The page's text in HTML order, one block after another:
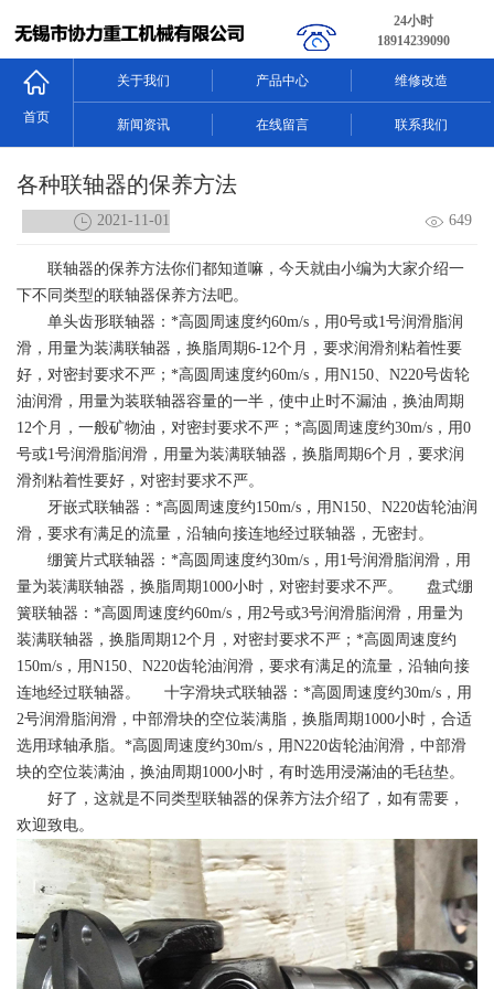
24小时
18914239090
首页
关于我们 产品中心 维修改造
新闻资讯 在线留言 联系我们
各种联轴器的保养方法
649
2021-11-01
联轴器的保养方法你们都知道嘛，今天就由小编为大家介绍一
下不同类型的联轴器保养方法吧。
单头齿形联轴器 ：*高圆周速度约60m/s，用0号或1号润滑脂润
滑，用量为装满联轴器，换脂周期6-12个月，要求润滑剂粘着性要
好，对密封要求不严；*高圆周速度约60m/s，用N150、N220号齿轮
油润滑，用量为装联轴器容量的一半，使中止时不漏油，换油周期
12个月，一般矿物油，对密封要求不严；*高圆周速度约30m/s，用0
号或1号润滑脂润滑，用量为装满联轴器，换脂周期6个月，要求润
滑剂粘着性要好，对密封要求不严。
牙嵌式联轴器：*高圆周速度约150m/s，用N150、N220齿轮油润
滑，要求有满足的流量，沿轴向接连地经过联轴器，无密封。
绷簧片式联轴器：*高圆周速度约30m/s，用1号润滑脂润滑，用
量为装满联轴器，换脂周期1000小时，对密封要求不严。 盘式绷
簧联轴器：*高圆周速度约60m/s，用2号或3号润滑脂润滑，用量为
装满联轴器，换脂周期12个月，对密封要求不严；*高圆周速度约
150m/s，用N150、N220齿轮油润滑，要求有满足的流量，沿轴向接
连地经过联轴器。 十字滑块式联轴器：*高圆周速度约30m/s，用
2号润滑脂润滑，中部滑块的空位装满脂，换脂周期1000小时，合适
选用球轴承脂。*高圆周速度约30m/s，用N220齿轮油润滑，中部滑
块的空位装满油，换油周期1000小时，有时选用浸滿油的毛毡垫。
好了，这就是不同类型联轴器的保养方法介绍了，如有需要，
欢迎致电。